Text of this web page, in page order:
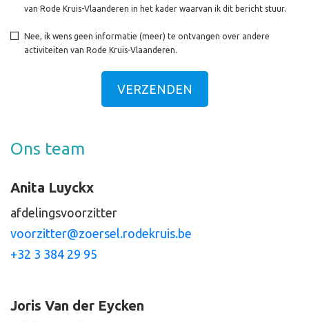
van Rode Kruis-Vlaanderen in het kader waarvan ik dit bericht stuur.
Nee, ik wens geen informatie (meer) te ontvangen over andere
activiteiten van Rode Kruis-Vlaanderen.
VERZENDEN
Ons team
Anita Luyckx
afdelingsvoorzitter
voorzitter@zoersel.rodekruis.be
+32 3 384 29 95
Joris Van der Eycken